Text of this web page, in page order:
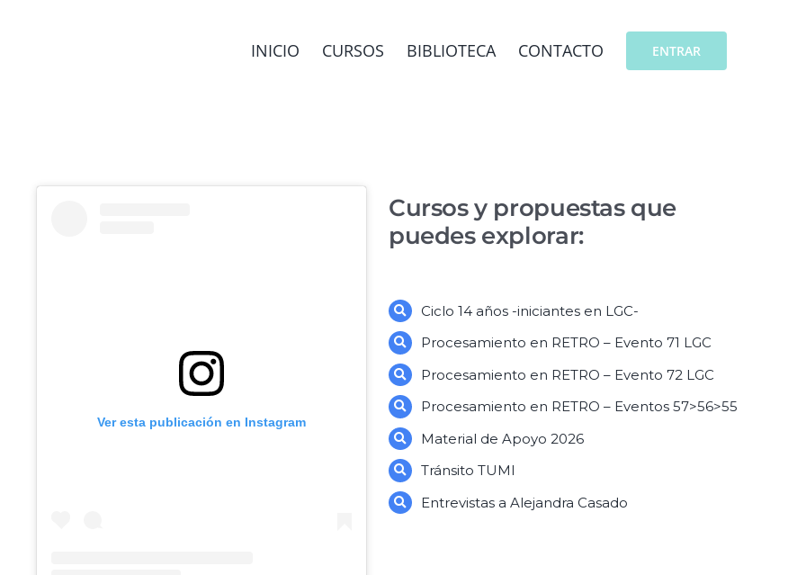
INICIO CURSOS BIBLIOTECA CONTACTO ENTRAR
Ver esta publicación en Instagram
Cursos y propuestas que
puedes explorar:
Ciclo 14 años -iniciantes en LGC-
Procesamiento en RETRO – Evento 71 LGC
Procesamiento en RETRO – Evento 72 LGC
Procesamiento en RETRO – Eventos 57>56>55
Material de Apoyo 2026
Tránsito TUMI
Entrevistas a Alejandra Casado